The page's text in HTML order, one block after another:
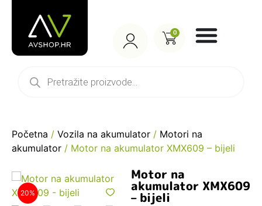
0
Početna / Vozila na akumulator / Motori na
akumulator / Motor na akumulator XMX609 – bijeli
20%
Motor na
akumulator XMX609
– bijeli